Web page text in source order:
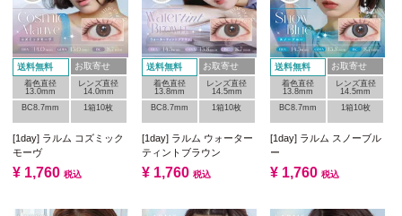
送料無料 お取寄せ
着色直径
13.0mm
レンズ直径
14.0mm
BC8.7mm
1箱10枚
[1day] ラルム コズミック
モーヴ
¥ 1,760 税込
送料無料 お取寄せ
着色直径
13.8mm
レンズ直径
14.5mm
BC8.7mm
1箱10枚
[1day] ラルム ウォーター
ティントブラウン
¥ 1,760 税込
送料無料 お取寄せ
着色直径
13.8mm
レンズ直径
14.5mm
BC8.7mm
1箱10枚
[1day] ラルム スノーブル
ー
¥ 1,760 税込